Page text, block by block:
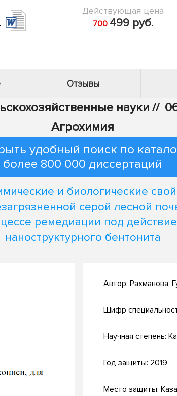
Действующая цена
700 499 руб.
Отзывы
науки //
Агрохимия
удобный поиск по
более 800 000 диссертаций
и биологические
серой лесной
ремедиации под
наноструктурного бентонита
Автор: Рахманова,
Шифр
Научная степень:
Год защиты: 2019
Место защиты: